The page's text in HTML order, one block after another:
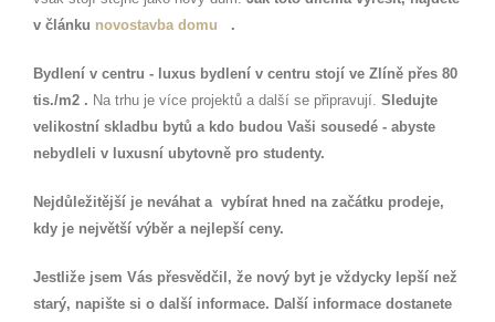
v článku novostavba domu .
Bydlení v centru - luxus bydlení v centru stojí ve Zlíně přes 80
tis./m2 . Na trhu je více projektů a další se připravují. Sledujte
velikostní skladbu bytů a kdo budou Vaši sousedé - abyste
nebydleli v luxusní ubytovně pro studenty.
Nejdůležitější je neváhat a vybírat hned na začátku prodeje,
kdy je největší výběr a nejlepší ceny.
Jestliže jsem Vás přesvědčil, že nový byt je vždycky lepší než
starý, napište si o další informace. Další informace dostanete